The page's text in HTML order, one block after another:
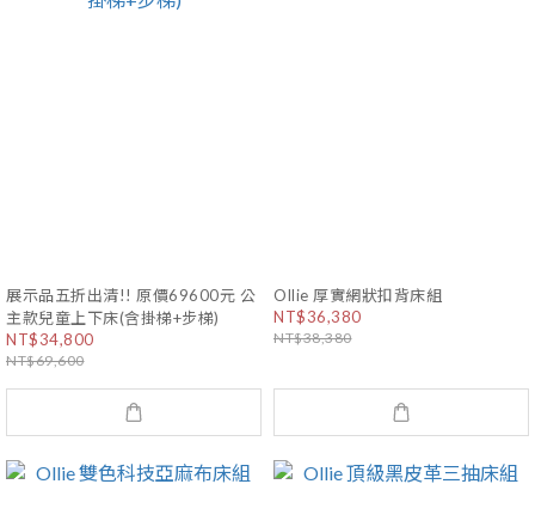
展示品五折出清!! 原價69600元 公
主款兒童上下床(含掛梯+步梯)
NT$34,800
NT$69,600
Ollie 厚實網狀扣背床組
NT$36,380
NT$38,380